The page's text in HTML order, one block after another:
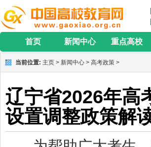
首页 新闻中心 重点高校
当前位置: 主页 > 新闻中心 > 高考政策 >
辽宁省2026年高
设置调整政策解